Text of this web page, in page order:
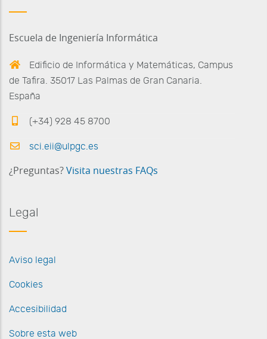
Escuela de Ingeniería Informática
Edificio de Informática y Matemáticas, Campus
de Tafira. 35017 Las Palmas de Gran Canaria.
España
(+34) 928 45 8700
sci.eii@ulpgc.es
¿Preguntas? Visita nuestras FAQs
Legal
Aviso legal
Cookies
Accesibilidad
Sobre esta web